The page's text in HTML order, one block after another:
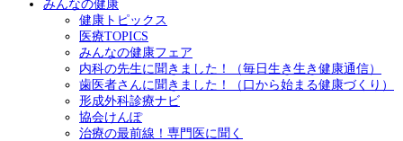
みんなの健康
健康トピックス
医療TOPICS
みんなの健康フェア
内科の先生に聞きました！（毎日生き生き健康通信）
歯医者さんに聞きました！（口から始まる健康づくり）
形成外科診療ナビ
協会けんぽ
治療の最前線！専門医に聞く